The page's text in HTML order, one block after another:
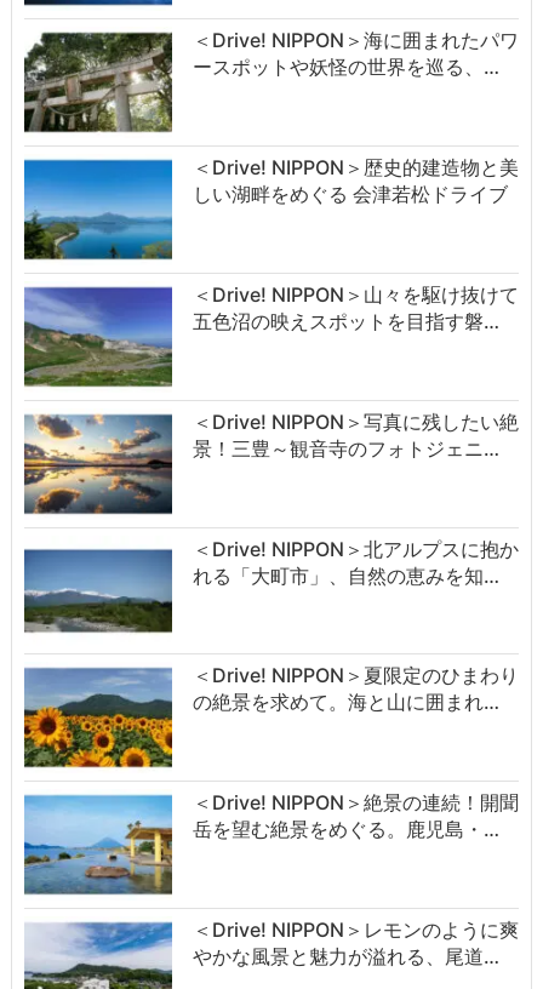
＜Drive! NIPPON＞海に囲まれたパワ
ースポットや妖怪の世界を巡る、…
＜Drive! NIPPON＞歴史的建造物と美
しい湖畔をめぐる 会津若松ドライブ
＜Drive! NIPPON＞山々を駆け抜けて
五色沼の映えスポットを目指す磐…
＜Drive! NIPPON＞写真に残したい絶
景！三豊～観音寺のフォトジェニ…
＜Drive! NIPPON＞北アルプスに抱か
れる「大町市」、自然の恵みを知…
＜Drive! NIPPON＞夏限定のひまわり
の絶景を求めて。海と山に囲まれ…
＜Drive! NIPPON＞絶景の連続！開聞
岳を望む絶景をめぐる。鹿児島・…
＜Drive! NIPPON＞レモンのように爽
やかな風景と魅力が溢れる、尾道…